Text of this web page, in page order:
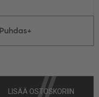
Puhdas+
mrd. 60 kaps.
LISÄÄ OSTOSKORIIN